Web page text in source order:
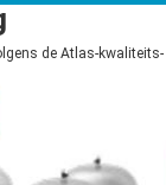
de Atlas-